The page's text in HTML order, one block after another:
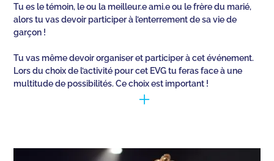
Tu es le témoin, le ou la meilleur.e ami.e ou le frère du marié,
alors tu vas devoir participer à l’enterrement de sa vie de
garçon !
Tu vas même devoir organiser et participer à cet événement.
Lors du choix de l’activité pour cet EVG tu feras face à une
multitude de possibilités. Ce choix est important !
s’amuse lors de cet événement unique. Quiz Room